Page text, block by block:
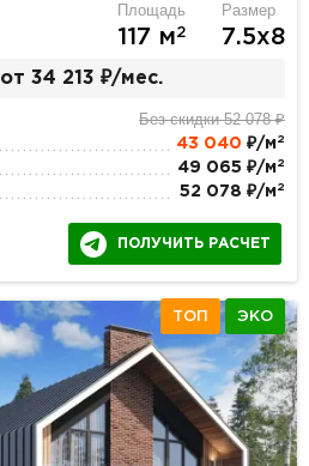
Площадь
117 м2
Размер
7.5х8
от 34 213 ₽/мес.
Без скидки 52 078 ₽
43 040 ₽/м 2
49 065 ₽/м 2
52 078 ₽/м 2
ПОЛУЧИТЬ РАСЧЕТ
ТОП ЭКО